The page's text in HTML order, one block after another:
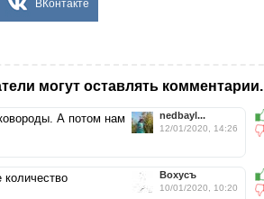
ВКонтакте
могут оставлять комментарии.
nedbayl...
12/01/2020, 14:26
А потом нам
Вохусъ
10/01/2020, 10:20